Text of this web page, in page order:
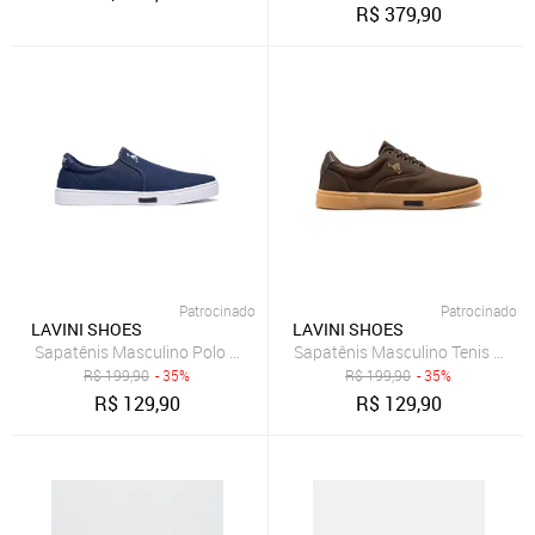
R$379,90
Patrocinado
LAVINI SHOES
Sapatênis Masculino Polo Joy Slip On Casual Todos Tamanhos
R$199,90 - 35%
R$ 129,90
Patrocinado
LAVINI SHOES
Sapatênis Masculino Tenis
R$199,90 - 35%
R$ 129,90